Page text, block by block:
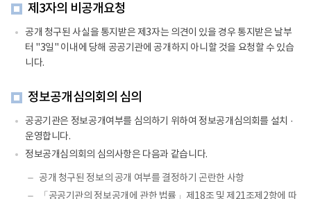
제3자의 비공개요청
공개 청구된 사실을 통지받은 제3자는 의견이 있을 경우 통지받은 날부
터 "3일" 이내에 당해 공공기관에 공개하지 아니할 것을 요청할 수 있습
니다.
정보공개심의회의 심의
공공기관은 정보공개여부를 심의하기 위하여 정보공개심의회를 설치 ·
운영합니다.
정보공개심의회의 심의사항은 다음과 같습니다.
공개 청구된 정보의 공개 여부를 결정하기 곤란한 사항
「공공기관의 정보공개에 관한 법률」제18조 및 제21조제2항에 따